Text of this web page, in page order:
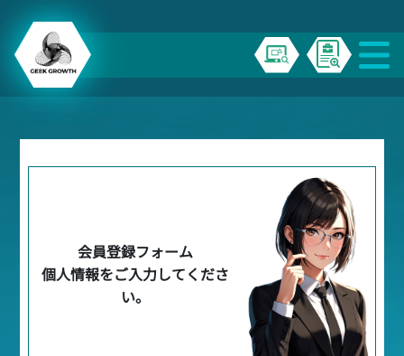
会員登録フォーム
個人情報をご入力してくださ
い。